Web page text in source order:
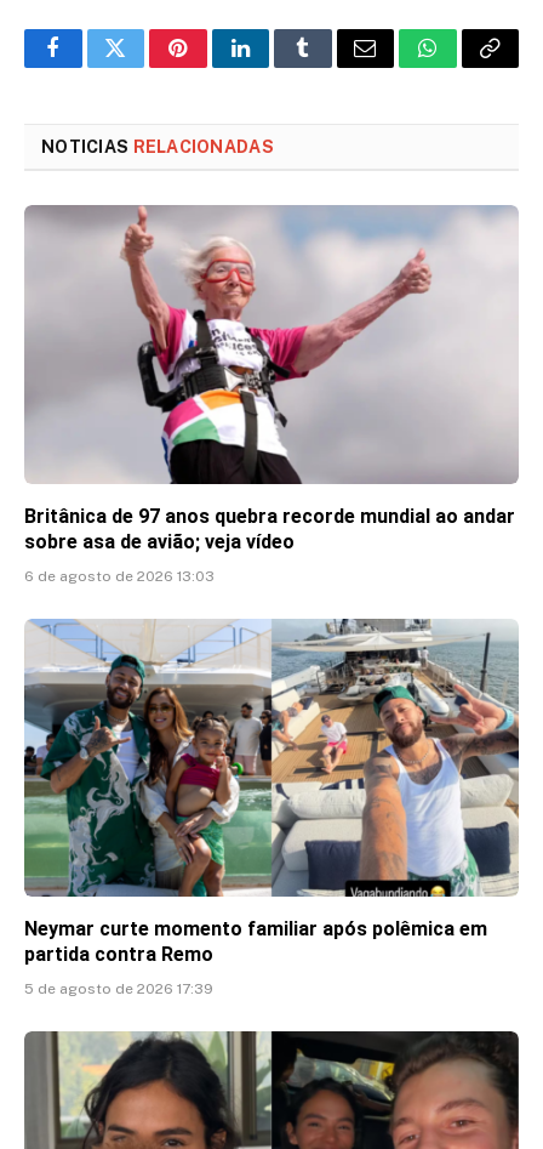
FacebookTwitterPinterestLinkedInTumblrEmail WhatsApp
Copy
NOTICIAS RELACIONADAS
Britânica de 97 anos quebra recorde mundial ao andar
sobre asa de avião; veja vídeo
6 de agosto de 2026 13:03
Neymar curte momento familiar após polêmica em
partida contra Remo
5 de agosto de 2026 17:39